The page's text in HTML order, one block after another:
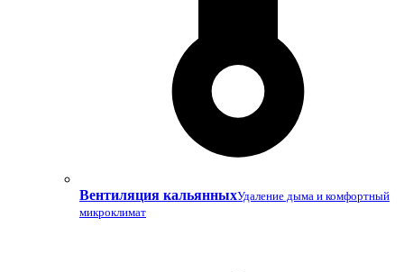
Вентиляция кальянныхУдаление дыма и комфортный
микроклимат